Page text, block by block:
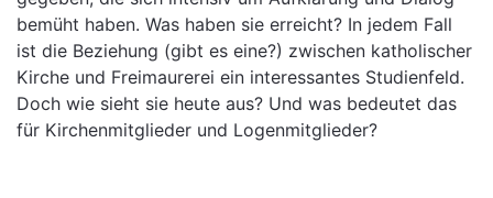
bemüht haben. Was haben sie erreicht? In jedem Fall
ist die Beziehung (gibt es eine?) zwischen katholischer
Kirche und Freimaurerei ein interessantes Studienfeld.
Doch wie sieht sie heute aus? Und was bedeutet das
für Kirchenmitglieder und Logenmitglieder?